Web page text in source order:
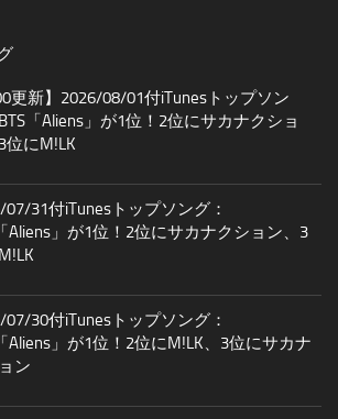
更新】2026/08/01付iTunesトップソン
「Aliens」が1位！2位にサカナクショ
位にM!LK
07/31付iTunesトップソング：
Aliens」が1位！2位にサカナクション、3
07/30付iTunesトップソング：
Aliens」が1位！2位にM!LK、3位にサカナ
ン